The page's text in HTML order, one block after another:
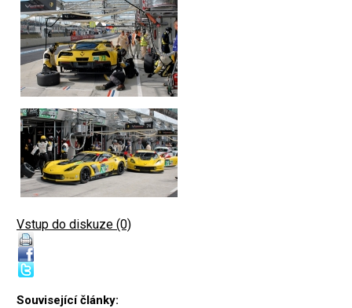
Vstup do diskuze (0)
Související články: